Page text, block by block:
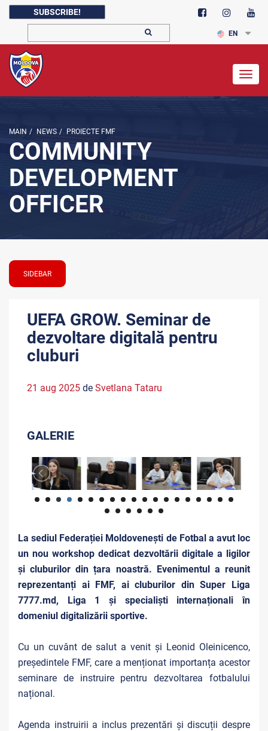
SUBSCRIBE!
EN
MAIN / NEWS / PROIECTE FMF
COMMUNITY
DEVELOPMENT
OFFICER
SIDEBAR
UEFA GROW. Seminar de
dezvoltare digitală pentru
cluburi
21 aug 2025 de Svetlana Tataru
GALERIE
La sediul Federației Moldovenești de Fotbal a avut loc
un nou workshop dedicat dezvoltării digitale a ligilor
și cluburilor din țara noastră. Evenimentul a reunit
reprezentanți ai FMF, ai cluburilor din Super Liga
7777.md, Liga 1 și specialiști internaționali în
domeniul digitalizării sportive.
Cu un cuvânt de salut a venit și Leonid Oleinicenco,
președintele FMF, care a menționat importanța acestor
seminare de instruire pentru dezvoltarea fotbalului
național.
Agenda instruirii a inclus prezentări și discuții despre